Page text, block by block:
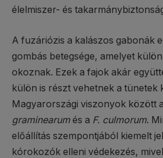
élelmiszer- és
A fuzáriózis a kalászos gabonák
gombás betegsége, amelyet
okoznak. Ezek a fajok akár
külön is részt vehetnek a tünetek
Magyarországi viszonyok között
graminearumés a F. culmorum.
előállítás szempontjából kiemelt
kórokozók elleni védekezés,